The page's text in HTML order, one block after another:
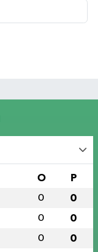
O P
0 0
0 0
0 0